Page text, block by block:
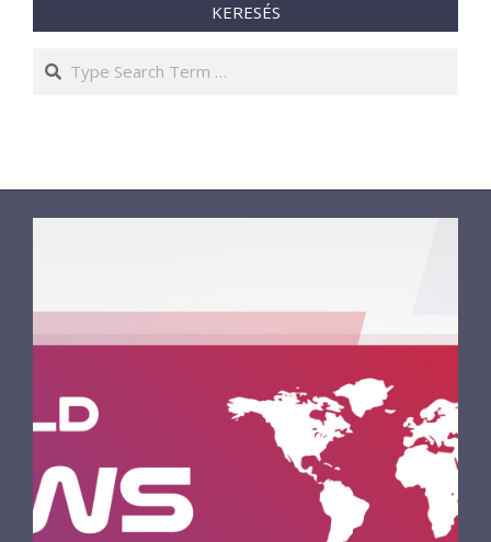
KERESÉS
Search